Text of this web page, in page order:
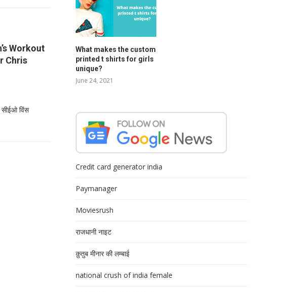
Workout
Chris
विंस
What makes the custom
printed t shirts for girls
unique?
June 24, 2021
Credit card generator india
Paymanager
Moviesrush
राजधानी नाइट
क़ुतुब मीनार की लम्बाई
national crush of india female